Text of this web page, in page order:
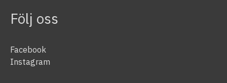
Följ oss
Facebook
Instagram